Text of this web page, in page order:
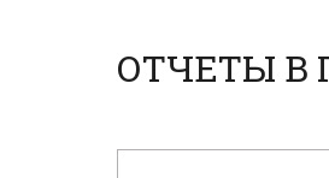
ОТЧЕТЫ В